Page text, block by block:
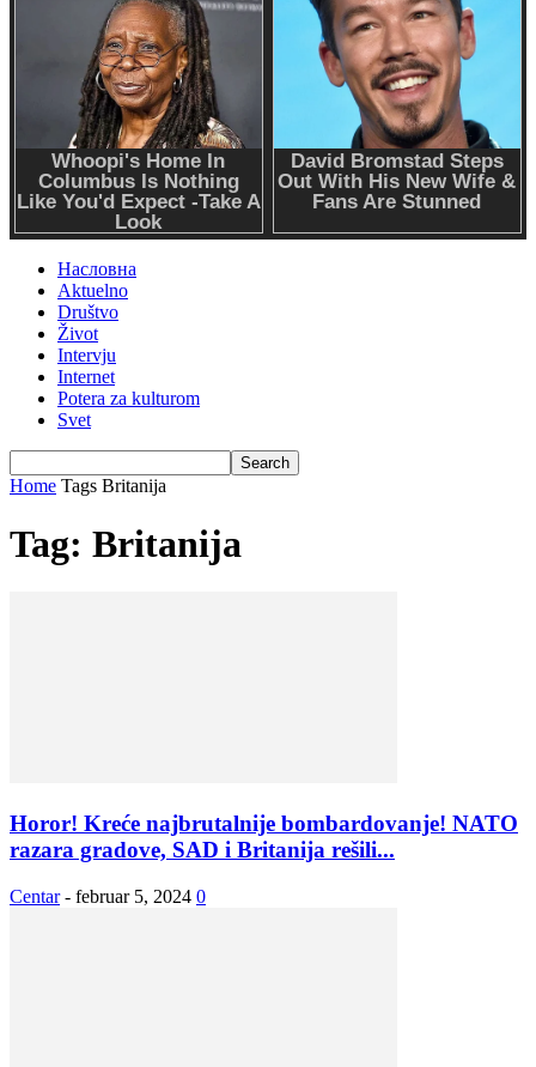
Насловна
Aktuelno
Društvo
Život
Intervju
Internet
Potera za kulturom
Svet
Home Tags Britanija
Tag: Britanija
Horor! Kreće najbrutalnije bombardovanje! NATO
razara gradove, SAD i Britanija rešili...
Centar - februar 5, 2024 0